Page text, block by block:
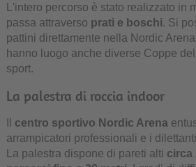
L'intero percorso è stato realizzato in
passa attraverso prati e boschi. Si
pattini direttamente nella Nordic
hanno luogo anche diverse Coppe
sport.
La palestra di roccia indoor
centro sportivo Nordic Arena
arrampicatori professionali e i
La palestra dispone di pareti alti circa